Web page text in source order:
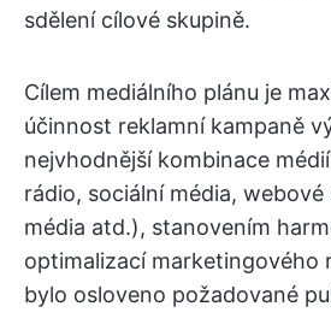
sdělení cílové skupině.
Cílem mediálního plánu je
účinnost reklamní kampaně
nejvhodnější kombinace
rádio, sociální média,
média atd.), stanovením
optimalizací marketingového
bylo osloveno požadované